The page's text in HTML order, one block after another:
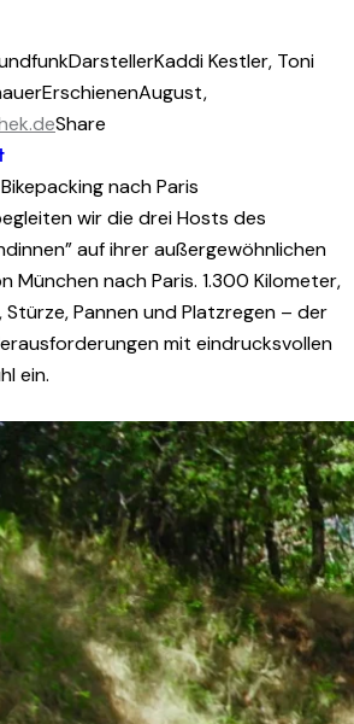
DarstellerKaddi Kestler, Toni
ErschienenAugust,
Share
wir die drei Hosts des
auf ihrer außergewöhnlichen
München nach Paris. 1.300 Kilometer,
Pannen und Platzregen – der
mit eindrucksvollen
ein.